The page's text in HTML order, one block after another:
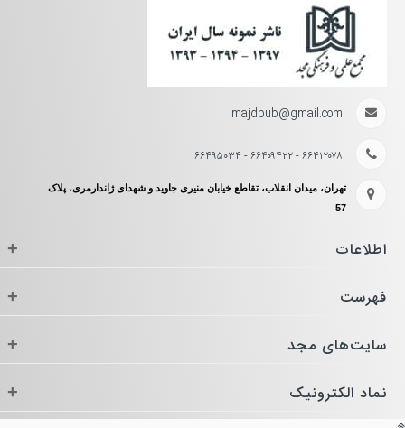
majdpub@gmail.com
۶۶۴۱۲۰۷۸ - ۶۶۴۰۹۴۲۲ - ۶۶۴۹۵۰۳۴
تهران، میدان انقلاب، تقاطع خیابان منیری جاوید و شهدای ژاندارمری، پلاک
57
اطلاعات +
فهرست +
سایت‌های مجد +
نماد الکترونیک +